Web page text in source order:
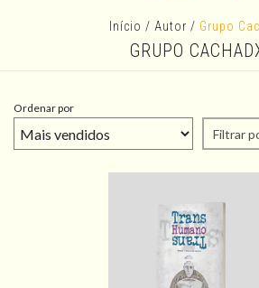
Início / Autor / Grupo
GRUPO
Ordenar por
Filtrar